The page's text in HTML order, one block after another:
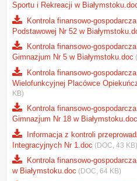
Sportu i Rekreacji w
Kontrola finansowo-
Podstawowej Nr 52 w
Kontrola finansowo-
Gimnazjum Nr 5 w Białymstoku.doc
Kontrola finansowo-
Wielofunkcyjnej Placówce
KB)
Kontrola finansowo-
Gimnazjum Nr 18 w Białymstoku.doc
Informacja z kontroli
Integracyjnych Nr 1.doc (DOC, 43 KB)
Kontrola finansowo-
w Białymstoku.doc (DOC, 64 KB)